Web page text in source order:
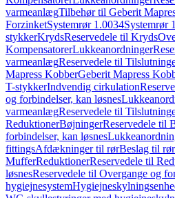
varmeanlægTilbehør til Geberit
ForzinketSystemrør 1.0034Systemrør
stykkerKrydsReservedele til Kryds
KompensatorerLukkeanordninger
varmeanlægReservedele til
Mapress KobberGeberit Mapress
T-stykkerIndvendig cirkulation
og forbindelser, kan løsnes
varmeanlægReservedele til
ReduktionerBøjningerReservedele til
forbindelser, kan løsnes
fittingsAfdækninger til rørBeslag til rør
MufferReduktionerReservedele til
løsnesReservedele til Overgange og
hygiejnesystem